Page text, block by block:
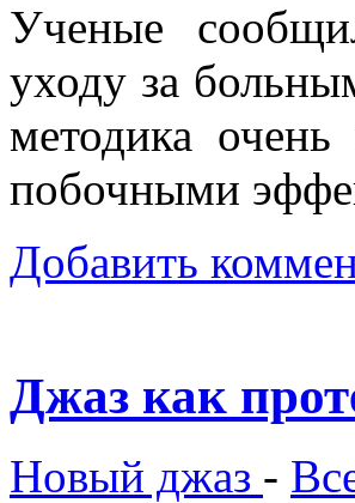
Ученые
уходу за
методика
побочными
Добавить
Джаз как
Новый джаз -